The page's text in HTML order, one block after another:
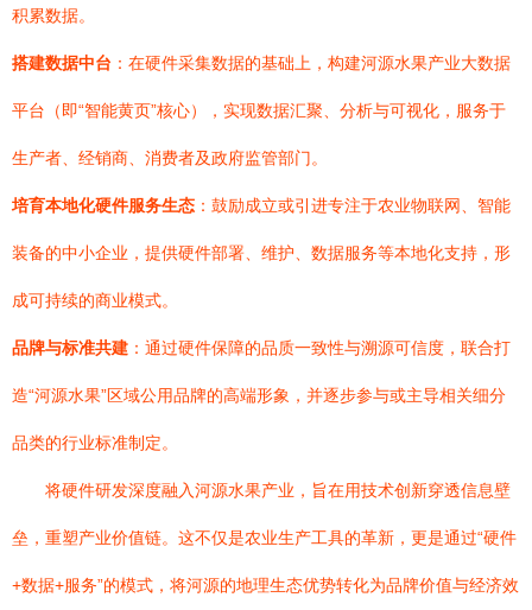
积累数据。
搭建数据中台 ：在硬件采集数据的基础上，构建河源水果产业大数据
平台（即“智能黄页”核心），实现数据汇聚、分析与可视化，服务于
生产者、经销商、消费者及政府监管部门。
培育本地化硬件服务生态 ：鼓励成立或引进专注于农业物联网、智能
装备的中小企业，提供硬件部署、维护、数据服务等本地化支持，形
成可持续的商业模式。
品牌与标准共建 ：通过硬件保障的品质一致性与溯源可信度，联合打
造“河源水果”区域公用品牌的高端形象，并逐步参与或主导相关细分
品类的行业标准制定。
将硬件研发深度融入河源水果产业，旨在用技术创新穿透信息壁
垒，重塑产业价值链。这不仅是农业生产工具的革新，更是通过“硬件
+数据+服务”的模式，将河源的地理生态优势转化为品牌价值与经济效